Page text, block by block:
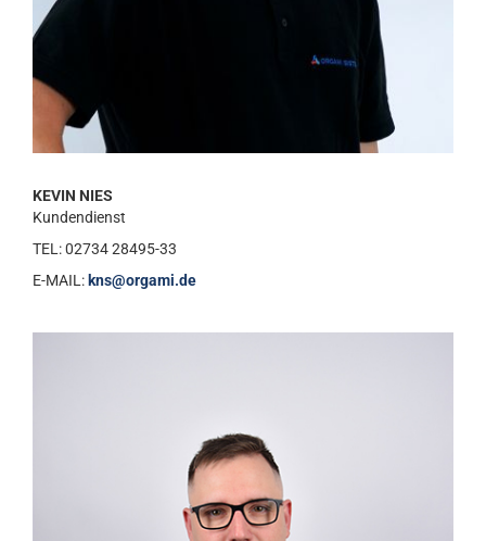
KEVIN NIES
Kundendienst
TEL: 02734 28495-33
E-MAIL: kns@orgami.de